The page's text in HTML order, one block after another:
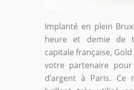
Implanté en plein
heure et demie de
capitale française,
votre partenaire
d’argent à Paris. Ce